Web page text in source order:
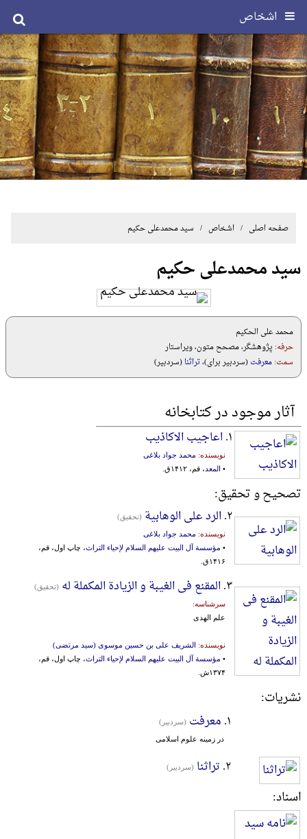
اشخاص
صفحه اصلی / اشخاص / سید محمدعلی حکیم
سید محمدعلی حکیم
محمد علی الحکیم
حرفه: پژوهشگر، مصحح متون، ویراستار
سمت:معرفت(سردبير برای)،تراثنا(سردبیر)
آثار موجود در کتابخانه
۱. اعاجیب الاکاذیب
نویسنده: محمد جواد بلاغی
• المعد ، قم، ۱۴۱۲ق.
تصحیح و تحقیق:
۲. الرد علی الوهابیة (تحقیق)
نویسنده: محمد جواد بلاغی
• مؤسسة آل البیت علیهم السلام لإحیاء التراث، چاپ اول، قم،
۱۴۱۶ق.
۳. المقنع فی الغیبة و الزیادة المکملة له (تحقیق)
سرشناسه:
علم الهدی
نویسنده: الشریف علی بن حسین موسوی (سید مرتضی)
• مؤسسة آل البیت علیهم السلام لإحیاء التراث، چاپ اول، قم،
۱۳۷۴ش.
نشریات:
۱. معرفت (سردبير)
در زمینه علوم اسلامی
۲. تراثنا (سردبیر)
اسناد: